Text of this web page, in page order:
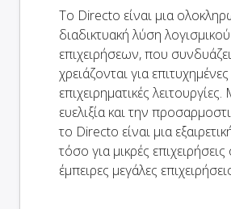
Το Directo είναι μια
διαδικτυακή λύση λογισμικού
επιχειρήσεων, που
χρειάζονται για επιτυχημένες
επιχειρηματικές
ευελιξία και την
το Directo είναι μια
τόσο για μικρές
έμπειρες μεγάλες